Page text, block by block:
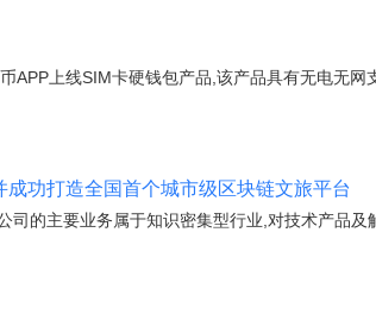
APP上线SIM卡硬钱包产品,该产品具有无电无网
功打造全国首个城市级区块链文旅平台
的主要业务属于知识密集型行业,对技术产品及